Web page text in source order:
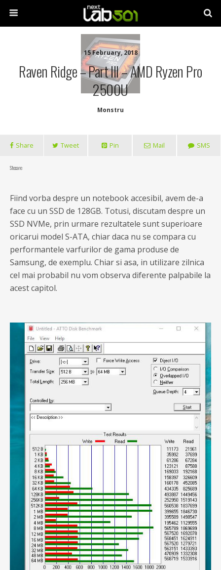
15 February, 2018
Raven Ridge – Part III – AMD Ryzen Pro
2500U
Monstru
Share Tweet Pin Mail SMS
Stocare
Fiind vorba despre un notebook accesibil, avem de-a
face cu un SSD de 128GB. Totusi, discutam despre un
SSD NVMe, prin urmare rezultatele sunt superioare
oricarui model S-ATA, chiar daca nu se compara cu
performantele varfurilor de gama produse de
Samsung, de exemplu. Chiar si asa, in utilizare zilnica
cel mai probabil nu vom observa diferente palpabile la
acest capitol.